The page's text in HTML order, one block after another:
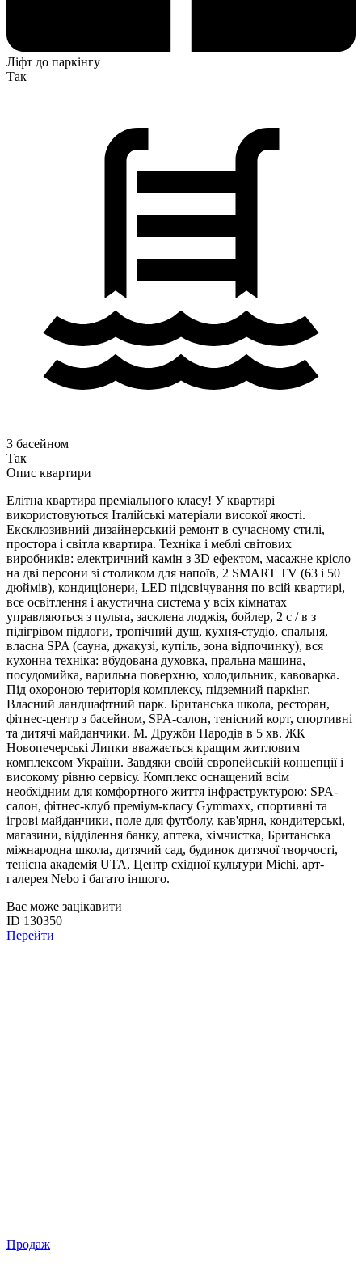
Ліфт до паркінгу
Так
З басейном
Так
Опис квартири
Елітна квартира преміального класу! У квартирі
використовуються Італійські матеріали високої якості.
Ексклюзивний дизайнерський ремонт в сучасному стилі,
простора і світла квартира. Техніка і меблі світових
виробників: електричний камін з 3D ефектом, масажне крісло
на дві персони зі столиком для напоїв, 2 SMART TV (63 і 50
дюймів), кондиціонери, LED підсвічування по всій квартирі,
все освітлення і акустична система у всіх кімнатах
управляються з пульта, засклена лоджія, бойлер, 2 c / в з
підігрівом підлоги, тропічний душ, кухня-студіо, спальня,
власна SPA (сауна, джакузі, купіль, зона відпочинку), вся
кухонна техніка: вбудована духовка, пральна машина,
посудомийка, варильна поверхню, холодильник, кавоварка.
Під охороною територія комплексу, підземний паркінг.
Власний ландшафтний парк. Британська школа, ресторан,
фітнес-центр з басейном, SPA-салон, тенісний корт, спортивні
та дитячі майданчики. М. Дружби Народів в 5 хв. ЖК
Новопечерські Липки вважається кращим житловим
комплексом України. Завдяки своїй європейській концепції і
високому рівню сервісу. Комплекс оснащений всім
необхідним для комфортного життя інфраструктурою: SPA-
салон, фітнес-клуб преміум-класу Gymmaxx, спортивні та
ігрові майданчики, поле для футболу, кав'ярня, кондитерські,
магазини, відділення банку, аптека, хімчистка, Британська
міжнародна школа, дитячий сад, будинок дитячої творчості,
тенісна академія UTA, Центр східної культури Michi, арт-
галерея Nebo і багато іншого.
Вас може зацікавити
ID 130350
Перейти
Продаж